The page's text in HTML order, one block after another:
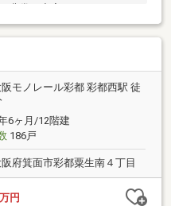
で目と鼻の先の近さ（徒歩
日でも快適に通勤・通学が
大阪メトロ御堂筋線に直通
阪、梅田、本町、心斎橋、
都心へ乗り換えなしで一本
地に建つタワーマンション
面の美しい山々や、遠くの
い眺望が広がります
阪モノレール彩都 彩都西駅 徒
6ヶ月/12階建
186戸
阪府箕面市彩都粟生南４丁目
万円